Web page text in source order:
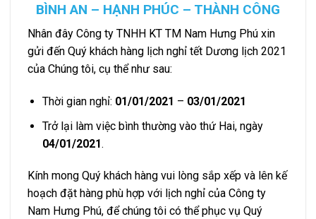
BÌNH AN – HẠNH PHÚC – THÀNH CÔNG
Nhân đây Công ty TNHH KT TM Nam Hưng Phú xin
gửi đến Quý khách hàng lịch nghỉ tết Dương lịch 2021
của Chúng tôi, cụ thể như sau:
Thời gian nghỉ: 01/01/2021 – 03/01/2021
Trở lại làm việc bình thường vào thứ Hai, ngày
04/01/2021.
Kính mong Quý khách hàng vui lòng sắp xếp và lên kế
hoạch đặt hàng phù hợp với lịch nghỉ của Công ty
Nam Hưng Phú, để chúng tôi có thể phục vụ Quý